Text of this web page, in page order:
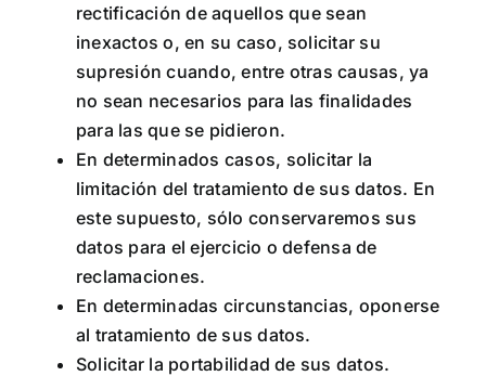
rectificación de aquellos que sean
inexactos o, en su caso, solicitar su
supresión cuando, entre otras causas, ya
no sean necesarios para las finalidades
para las que se pidieron.
En determinados casos, solicitar la
limitación del tratamiento de sus datos. En
este supuesto, sólo conservaremos sus
datos para el ejercicio o defensa de
reclamaciones.
En determinadas circunstancias, oponerse
al tratamiento de sus datos.
Solicitar la portabilidad de sus datos.